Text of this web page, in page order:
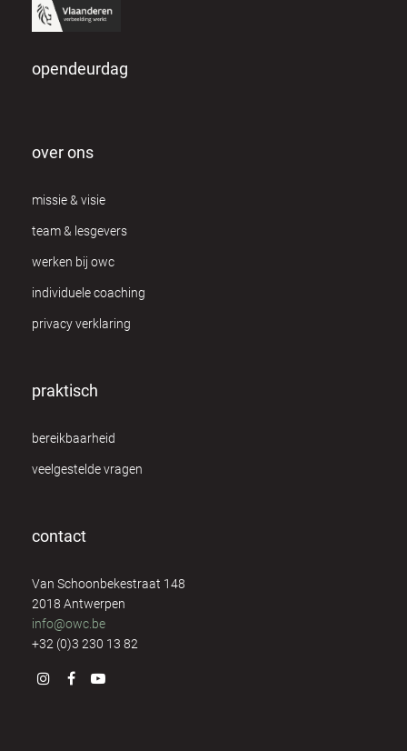
opendeurdag
over ons
missie & visie
team & lesgevers
werken bij owc
individuele coaching
privacy verklaring
praktisch
bereikbaarheid
veelgestelde vragen
contact
Van Schoonbekestraat 148
2018 Antwerpen
info@owc.be
+32 (0)3 230 13 82